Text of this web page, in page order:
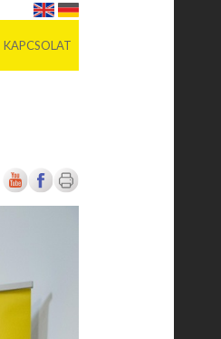
KAPCSOLAT